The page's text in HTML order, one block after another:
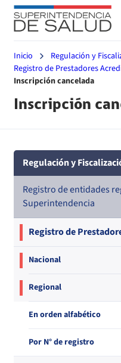
Inicio Regulación y
Registro de Prestadores
Inscripción cancelada
Inscripción
Regulación y
Registro de entidades
Superintendencia
Registro de
Nacional
Regional
En orden alfabético
Por N° de registro